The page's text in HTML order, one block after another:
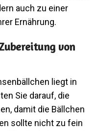
auch zu einer
Ernährung.
von
liegt in
Sie darauf, die
damit die Bällchen
sollte nicht zu fein